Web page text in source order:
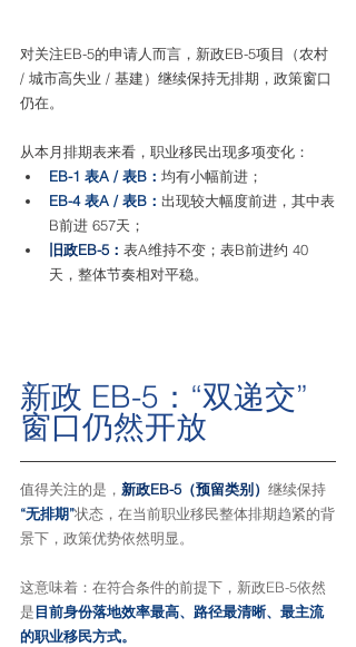
对关注EB-5的申请人而言，新政EB-5项目（农村
/ 城市高失业 / 基建）继续保持无排期，政策窗口
仍在。
从本月排期表来看，职业移民出现多项变化：
EB-1 表A / 表B： 均有小幅前进；
EB-4 表A / 表B： 出现较大幅度前进，其中表
B前进 657天；
旧政EB-5： 表A维持不变；表B前进约 40
天，整体节奏相对平稳。
新政 EB-5：“双递交”
窗口仍然开放
值得关注的是， 新政EB-5（预留类别） 继续保持
“无排期”状态，在当前职业移民整体排期趋紧的背
景下，政策优势依然明显。
这意味着：在符合条件的前提下，新政EB-5依然
是目前身份落地效率最高、路径最清晰、最主流
的职业移民方式。